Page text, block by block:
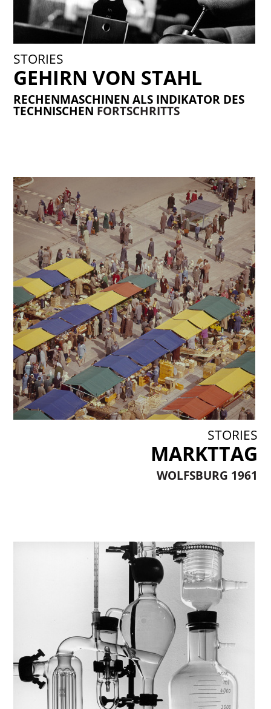
STORIES
GEHIRN VON STAHL
RECHENMASCHINEN ALS INDIKATOR DES
TECHNISCHEN FORTSCHRITTS
STORIES
MARKTTAG
WOLFSBURG 1961